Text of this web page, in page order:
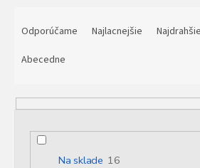
podmienkam. Povrch plechu je hladký
vzhľad. Tento typ ocele spĺňa prísne
úpravy. V prípade potreby vám radi
správnych rozmerov aj technických
e
Odporúčame Najlacnejšie Najdrahšie
Abecedne
Na sklade 16